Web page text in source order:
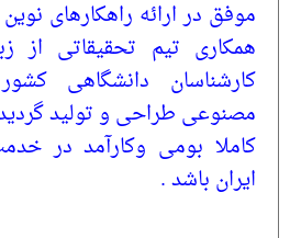
موفق در ارائه راهکارهای
همکاری تیم تحقیقاتی از
کارشناسان دانشگاهی
مصنوعی طراحی و تولید
کاملا بومی وکارآمد در
ایران باشد .